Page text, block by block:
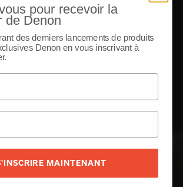
pour recevoir la
de Denon
des derniers lancements de produits
Denon en vous inscrivant à
MAINTENANT